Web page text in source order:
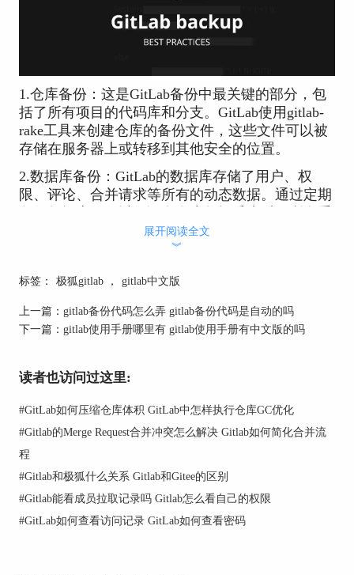
1.仓库备份：这是GitLab备份中最关键的部分，包
括了所有项目的代码库和分支。GitLab使用gitlab-
rake工具来创建仓库的备份文件，这些文件可以被
存储在服务器上或转移到其他安全的位置。
2.数据库备份：GitLab的数据库存储了用户、权
限、评论、合并请求等所有的动态数据。通过定期
要信息都能被恢复。
操作设置、集成服务的配置等。备份这些文件可以
4.附件和其他数据：这包括上传的文件、图像以及
其他可能与项目相关的文档。尽管这些可能不是代
要。
通过组合这些备份选项，GitLab能够提供全面的数
据保护，确保在任何情况下都能最大限度地减少数
据丢失的风险。
二、GitLab数据备份的注意事项
虽然GitLab提供了强大的备份功能，但在执行备份
时仍然需要注意一些关键事项，以确保备份的完整
展开阅读全文
︾
标签： 极狐gitlab ， gitlab中文版
上一篇： gitlab备份代码怎么弄 gitlab备份代码是自动的吗
下一篇： gitlab使用手册哪里有 gitlab使用手册有中文版的吗
读者也访问过这里:
#GitLab如何压缩仓库体积 GitLab中怎样执行仓库GC优化
#Gitlab的Merge Request合并冲突怎么解决 Gitlab如何简化合并流
程
#Gitlab和极狐什么关系 Gitlab和Gitee的区别
#Gitlab能看成员拉取记录吗 Gitlab怎么看自己的权限
#GitLab如何查看访问记录 GitLab如何查看密码